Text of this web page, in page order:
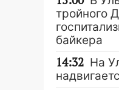
тройного
байкера
14:32 На